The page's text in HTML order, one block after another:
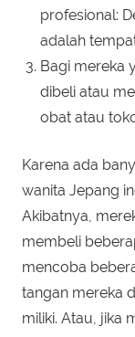
profesional:
adalah
Bagi mereka
dibeli atau
obat atau
Karena ada
wanita Jepang
Akibatnya,
membeli
mencoba
tangan mereka
miliki. Atau, jika